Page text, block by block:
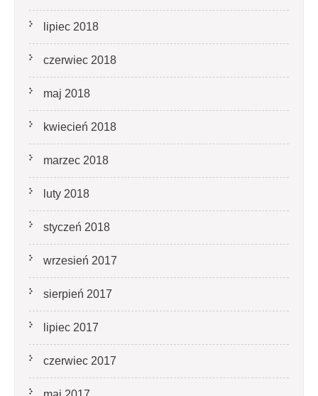
lipiec 2018
czerwiec 2018
maj 2018
kwiecień 2018
marzec 2018
luty 2018
styczeń 2018
wrzesień 2017
sierpień 2017
lipiec 2017
czerwiec 2017